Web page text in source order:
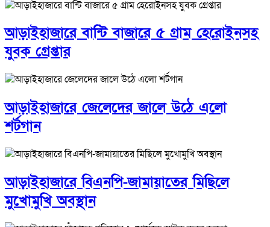
আড়াইহাজারে বান্টি বাজারে ৫ গ্রাম হেরোইনসহ
যুবক গ্রেপ্তার
আড়াইহাজারে জেলেদের জালে উঠে এলো
শর্টগান
আড়াইহাজারে বিএনপি-জামায়াতের মিছিলে
মুখোমুখি অবস্থান